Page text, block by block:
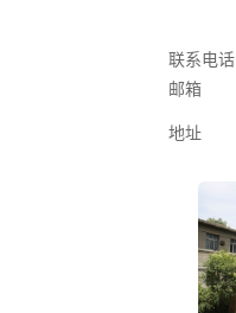
联系电话
邮箱
地址